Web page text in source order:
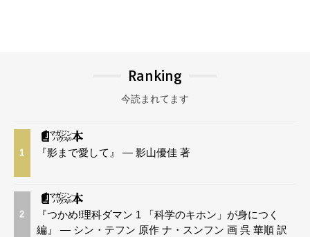
Ranking
今読まれてます
1 『影まで愛して』 — 影山優佳 著
2
『つかめ!理科ダマン 1 「科学のキホン」が身につく
編』 — シン・テフン 原作 ナ・スンフン 画 呉 華順 訳